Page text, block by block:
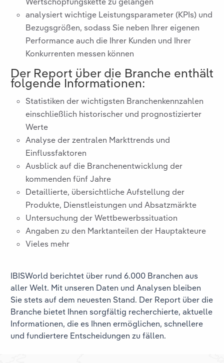
analysiert wichtige Leistungsparameter (KPIs) und
Bezugsgrößen, sodass Sie neben Ihrer eigenen
Performance auch die Ihrer Kunden und Ihrer
Konkurrenten messen können
Der Report über die Branche enthält
folgende Informationen:
Statistiken der wichtigsten Branchenkennzahlen
einschließlich historischer und prognostizierter
Werte
Analyse der zentralen Markttrends und
Einflussfaktoren
Ausblick auf die Branchenentwicklung der
kommenden fünf Jahre
Detaillierte, übersichtliche Aufstellung der
Produkte, Dienstleistungen und Absatzmärkte
Untersuchung der Wettbewerbssituation
Angaben zu den Marktanteilen der Hauptakteure
Vieles mehr
IBISWorld berichtet über rund 6.000 Branchen aus
aller Welt. Mit unseren Daten und Analysen bleiben
Sie stets auf dem neuesten Stand. Der Report über die
Branche bietet Ihnen sorgfältig recherchierte, aktuelle
Informationen, die es Ihnen ermöglichen, schnellere
und fundiertere Entscheidungen zu fällen.